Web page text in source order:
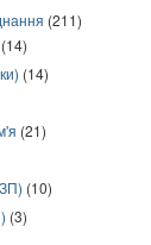
(211)
(14)
(14)
(21)
(10)
(3)